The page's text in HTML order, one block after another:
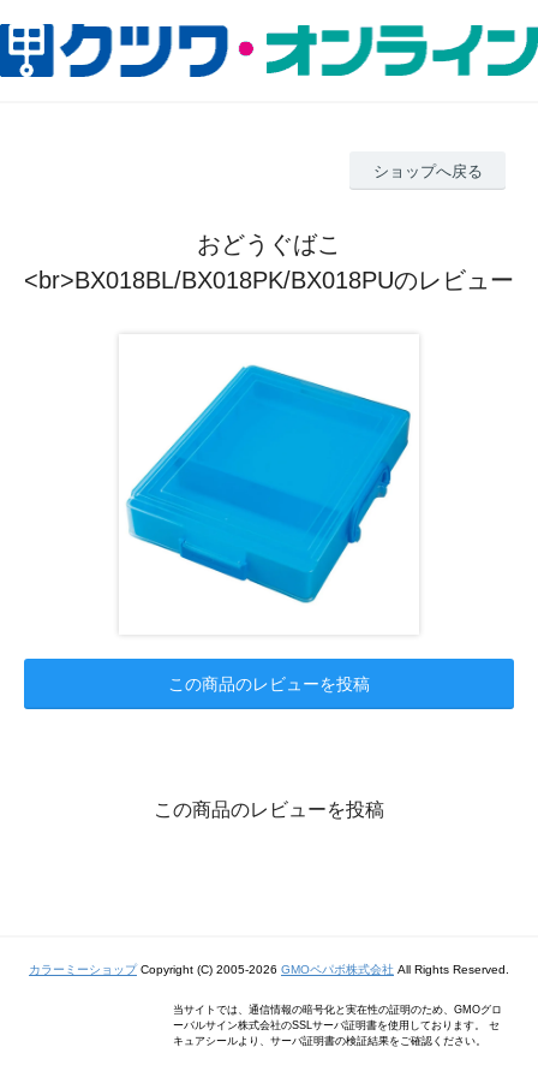
ショップへ戻る
おどうぐばこ
<br>BX018BL/BX018PK/BX018PUのレビュー
この商品のレビューを投稿
この商品のレビューを投稿
カラーミーショップCopyright (C) 2005-2026 GMOペパボ株式会社 All Rights Reserved.
当サイトでは、通信情報の暗号化と実在性の証明のため、GMOグロ
ーバルサイン株式会社のSSLサーバ証明書を使用しております。 セ
キュアシールより、サーバ証明書の検証結果をご確認ください。